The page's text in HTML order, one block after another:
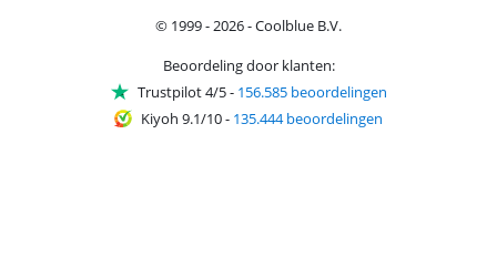
© 1999 - 2026 - Coolblue B.V.
Beoordeling door klanten:
Trustpilot 4/5- 156.585 beoordelingen
Kiyoh 9.1/10- 135.444 beoordelingen